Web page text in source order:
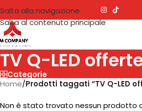
Salta alla navigazione
Salta al contenuto principale
TV Q-LED
Categorie
Home/Prodotti taggati “TV Q-LED
Non è stato trovato nessun prodotto